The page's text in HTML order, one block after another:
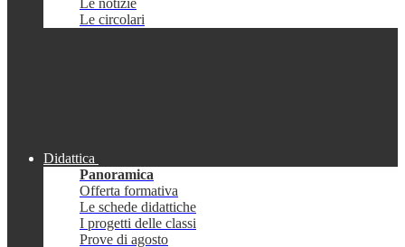
Le notizie
Le circolari
Didattica
Panoramica
Offerta formativa
Le schede didattiche
I progetti delle classi
Prove di agosto